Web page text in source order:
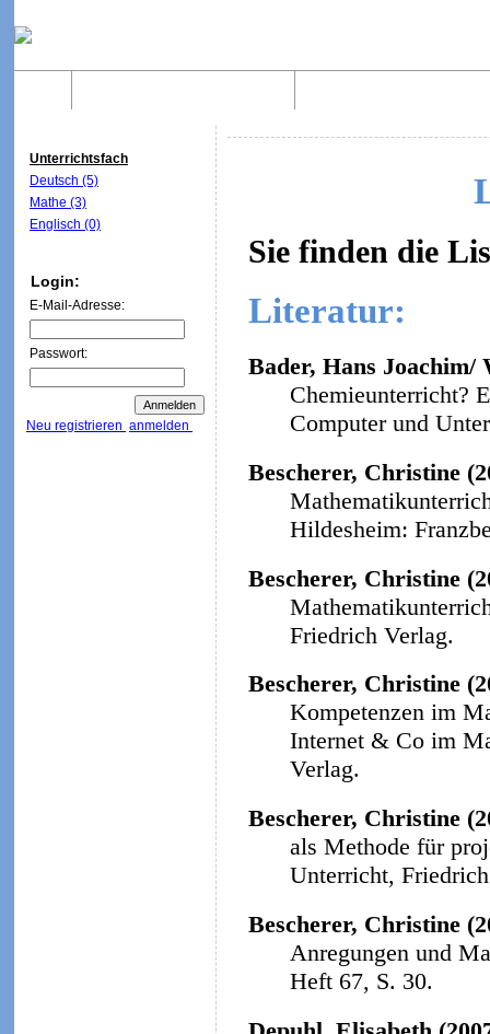
Unterrichtsfach
Deutsch (5)
Mathe (3)
Englisch (0)
Login:
E-Mail-Adresse:
Passwort:
Neu registrieren anmelden
Sie finden die
Literatur:
Bader, Hans Joachim/
Chemieunterricht?
Computer und
Bescherer, Christine
Hildesheim:
Bescherer, Christine
Friedrich Verlag.
Bescherer, Christine
Kompetenzen im
Internet & Co im
Verlag.
Bescherer, Christine
als Methode für
Unterricht,
Bescherer, Christine
Anregungen und
Heft 67, S. 30.